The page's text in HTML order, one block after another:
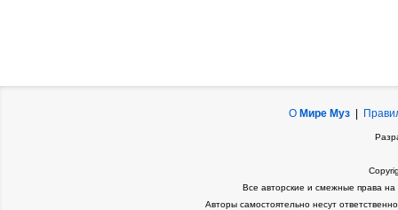
О Мире Муз|
Все авторские и смежные права
Авторы самостоятельно несут